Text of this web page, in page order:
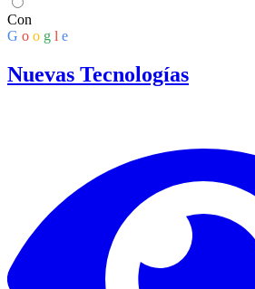
Con
G o o g l e
Nuevas Tecnologías